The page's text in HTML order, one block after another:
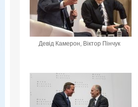
Девід Камерон, Віктор Пінчук